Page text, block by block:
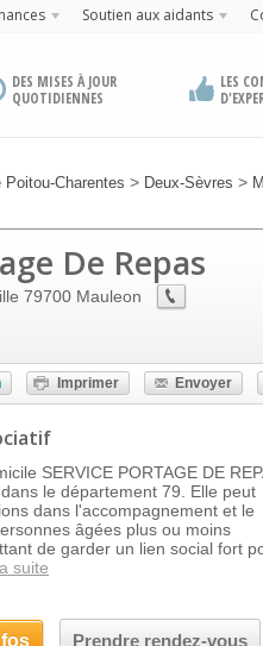
Soutien aux aidants
DES MISES À JOUR
QUOTIDIENNES
LES
Charentes > Deux-Sèvres >
De Repas
79700 Mauleon
Imprimer Envoyer
SERVICE PORTAGE DE
le département 79. Elle peut
dans l'accompagnement et le
âgées plus ou moins
de garder un lien social fort
suite
Prendre rendez-vous